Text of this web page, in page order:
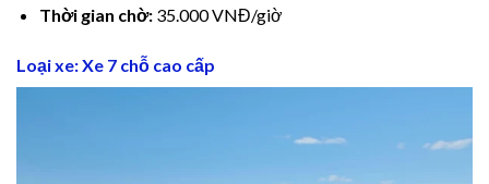
panel
panel
Thời gian chờ:35.000 VNĐ/giờ
Loại xe: Xe 7 chỗ cao cấp